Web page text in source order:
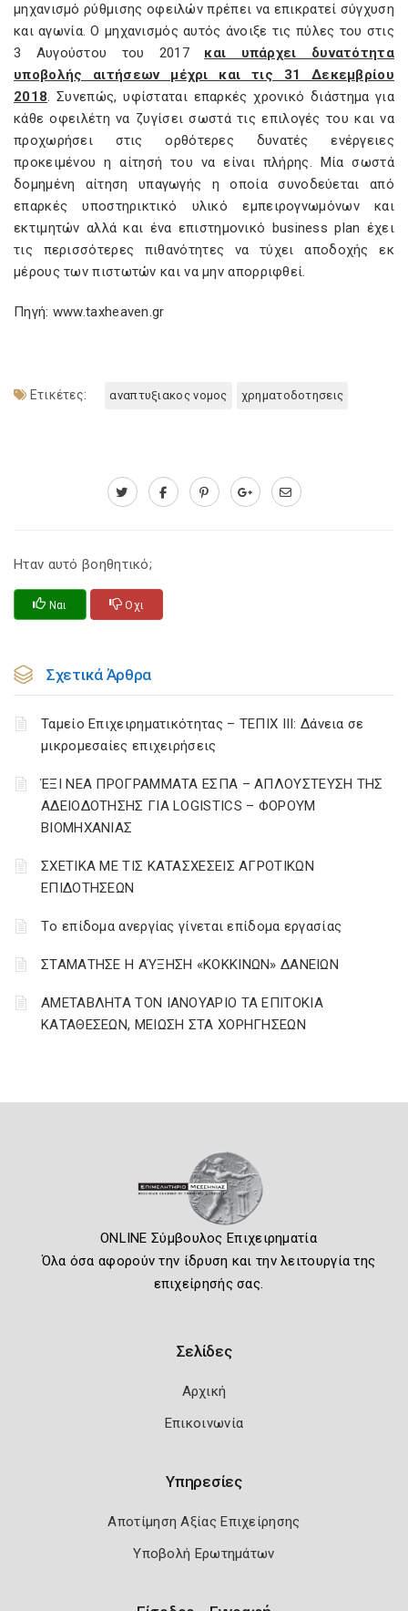
μηχανισμό ρύθμισης οφειλών πρέπει να επικρατεί σύγχυση
και αγωνία. Ο μηχανισμός αυτός άνοιξε τις πύλες του στις
3 Αυγούστου του 2017 και υπάρχει δυνατότητα
υποβολής αιτήσεων μέχρι και τις 31 Δεκεμβρίου
2018. Συνεπώς, υφίσταται επαρκές χρονικό διάστημα για
κάθε οφειλέτη να ζυγίσει σωστά τις επιλογές του και να
προχωρήσει στις ορθότερες δυνατές ενέργειες
προκειμένου η αίτησή του να είναι πλήρης. Μία σωστά
δομημένη αίτηση υπαγωγής η οποία συνοδεύεται από
επαρκές υποστηρικτικό υλικό εμπειρογνωμόνων και
εκτιμητών αλλά και ένα επιστημονικό business plan έχει
τις περισσότερες πιθανότητες να τύχει αποδοχής εκ
μέρους των πιστωτών και να μην απορριφθεί.
Πηγή: www.taxheaven.gr
Ετικέτες: αναπτυξιακος νομος χρηματοδοτησεις
Ηταν αυτό βοηθητικό;
Ναι Οχι
Σχετικά Άρθρα
Ταμείο Επιχειρηματικότητας – ΤΕΠΙΧ ΙΙΙ: Δάνεια σε
μικρομεσαίες επιχειρήσεις
ΈΞΙ ΝΕΑ ΠΡΟΓΡΑΜΜΑΤΑ ΕΣΠΑ – AΠΛΟΥΣΤΕΥΣΗ ΤΗΣ
ΑΔΕΙΟΔΟΤΗΣΗΣ ΓΙΑ LOGISTICS – ΦΟΡΟΥΜ
ΒΙΟΜΗΧΑΝΙΑΣ
ΣΧΕΤΙΚΑ ΜΕ ΤΙΣ ΚΑΤΑΣΧΕΣΕΙΣ ΑΓΡΟΤΙΚΩΝ
ΕΠΙΔΟΤΗΣΕΩΝ
Tο επίδομα ανεργίας γίνεται επίδομα εργασίας
ΣΤΑΜΑΤΗΣΕ Η ΑΎΞΗΣΗ «ΚΟΚΚΙΝΩΝ» ΔΑΝΕΙΩΝ
ΑΜΕΤΑΒΛΗΤΑ ΤΟΝ ΙΑΝΟΥΑΡΙΟ ΤΑ ΕΠΙΤΟΚΙΑ
ΚΑΤΑΘΕΣΕΩΝ, ΜΕΙΩΣΗ ΣΤΑ ΧΟΡΗΓΗΣΕΩΝ
ONLINE Σύμβουλος Επιχειρηματία
Όλα όσα αφορούν την ίδρυση και την λειτουργία της
επιχείρησής σας.
Σελίδες
Αρχική
Επικοινωνία
Υπηρεσίες
Αποτίμηση Αξίας Επιχείρησης
Υποβολή Ερωτημάτων